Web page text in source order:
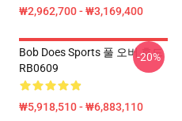
₩2,962,700 - ₩3,169,400
Bob Does Sports 풀 오버 후드
RB0609
₩5,918,510 - ₩6,883,110
-20%